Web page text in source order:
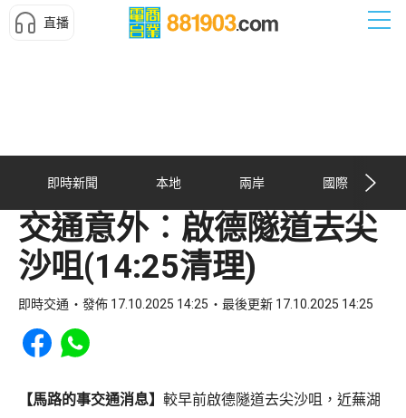
直播
即時新聞 本地 兩岸 國際
交通意外︰啟德隧道去尖
沙咀(14:25清理)
即時交通 發佈 17.10.2025 14:25 最後更新 17.10.2025 14:25
Share to Facebook
Share to WhatsApp
【馬路的事交通消息】 較早前啟德隧道去尖沙咀，近蕪湖